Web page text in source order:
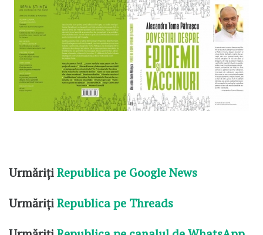
UrmărițiRepublica pe Google News
UrmărițiRepublica pe Threads